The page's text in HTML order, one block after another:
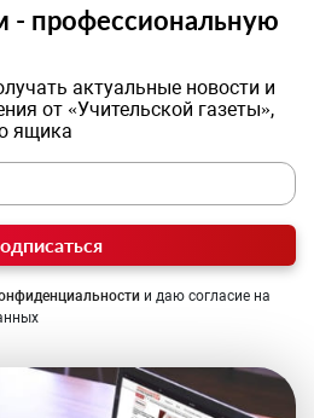
- профессиональную
актуальные новости и
от «Учительской газеты»,
ящика
и даю согласие на